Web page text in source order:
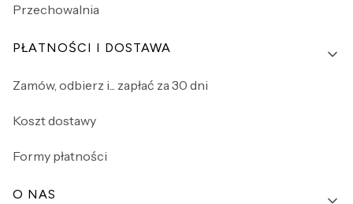
Przechowalnia
PŁATNOŚCI I DOSTAWA
Zamów, odbierz i... zapłać za 30 dni
Koszt dostawy
Formy płatności
O NAS